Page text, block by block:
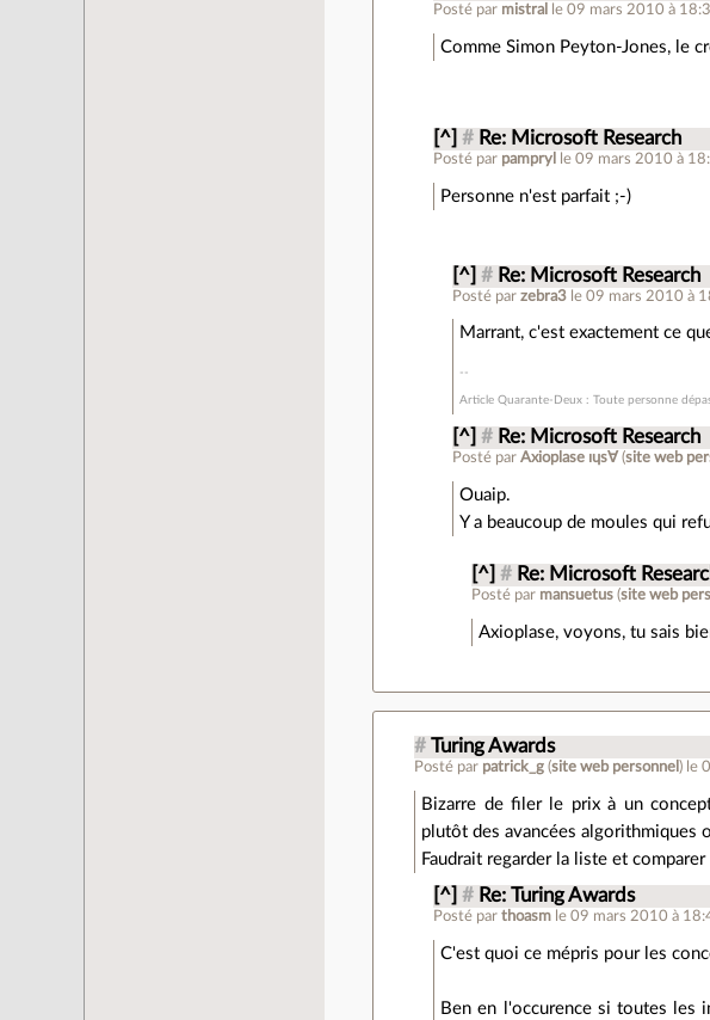
Posté par mistral le 09 mars 2010 à
Comme Simon Peyton-Jones, le
[^] # Re: Microsoft Research
Posté par pampryl le 09 mars 2010 à
Personne n'est parfait ;-)
[^] # Re: Microsoft Research
Posté parzebra3 le 09 mars 2010 à
Marrant, c'est exactement ce
Article Quarante-Deux : Toute personne
[^] # Re: Microsoft Research
Posté parAxioplase ıɥs∀ (site web
Ouaip.
Y a beaucoup de moules qui
[^] # Re: Microsoft
Posté par mansuetus (site web
Axioplase, voyons, tu sais
# Turing Awards
Posté par patrick_g (site web personnel ) le
Bizarre de filer le prix à un
plutôt des avancées algorithmiques
Faudrait regarder la liste et comparer
[^] # Re: Turing Awards
Posté parthoasm le 09 mars 2010 à
C'est quoi ce mépris pour les
Ben en l'occurence si toutes les